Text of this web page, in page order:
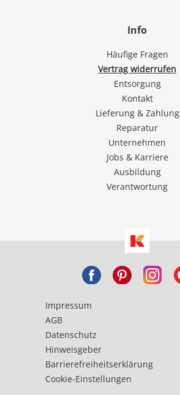
Info
Häufige Fragen
Vertrag widerrufen
Entsorgung
Kontakt
Lieferung & Zahlung
Reparatur
Unternehmen
Jobs & Karriere
Ausbildung
Verantwortung
Impressum
AGB
Datenschutz
Hinweisgeber
Barrierefreiheitserklärung
Cookie-Einstellungen